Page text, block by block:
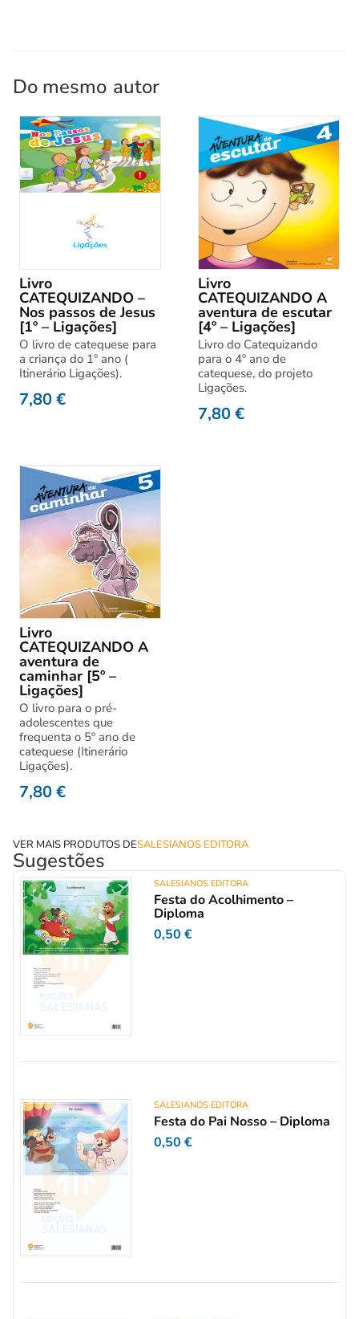
Do mesmo autor
Livro
CATEQUIZANDO –
Nos passos de Jesus
[1º – Ligações]
O livro de catequese para
a criança do 1º ano (
Itinerário Ligações).
7,80€
Livro
CATEQUIZANDO A
aventura de escutar
[4º – Ligações]
Livro do Catequizando
para o 4º ano de
catequese, do projeto
Ligações.
7,80€
Livro
CATEQUIZANDO A
aventura de
caminhar [5º –
Ligações]
O livro para o pré-
adolescentes que
frequenta o 5º ano de
catequese (Itinerário
Ligações).
7,80€
VER MAIS PRODUTOS DESALESIANOS EDITORA
Sugestões
SALESIANOS EDITORA
Festa do Acolhimento –
Diploma
0,50€
SALESIANOS EDITORA
Festa do Pai Nosso – Diploma
0,50€